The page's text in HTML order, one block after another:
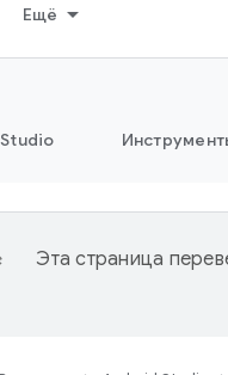
Ещё
Эта страница